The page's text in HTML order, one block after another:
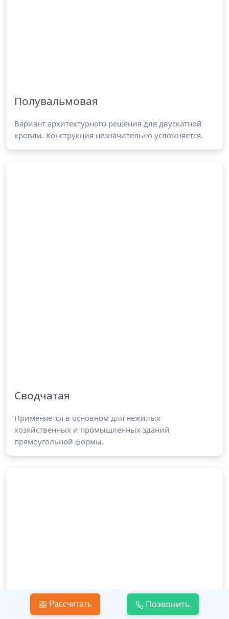
Полувальмовая
Вариант архитектурного решения для двускатной
кровли. Конструкция незначительно усложняется.
Сводчатая
Применяется в основном для нежилых
хозяйственных и промышленных зданий
прямоугольной формы.
Рассчитать Позвонить